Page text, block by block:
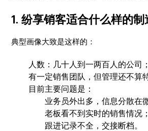
1. 纷享销客适合什么样的制
典型画像大致是这样的：
人数：几十人到一两百人的公司；
有一定销售团队，但管理还不算
目前主要问题是：
业务员外出多，信息分散在
老板看不到实时的销售情况；
跟进记录不全，交接断档。